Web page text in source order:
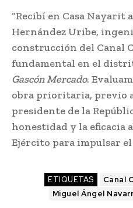
“Recibí en Casa Nayarit
Hernández Uribe,
construcción del Canal
fundamental en el
Gascón Mercado.
obra prioritaria, previo
presidente de la
honestidad y la eficacia
Ejército para impulsar
ETIQUETAS Canal
Miguel Ángel